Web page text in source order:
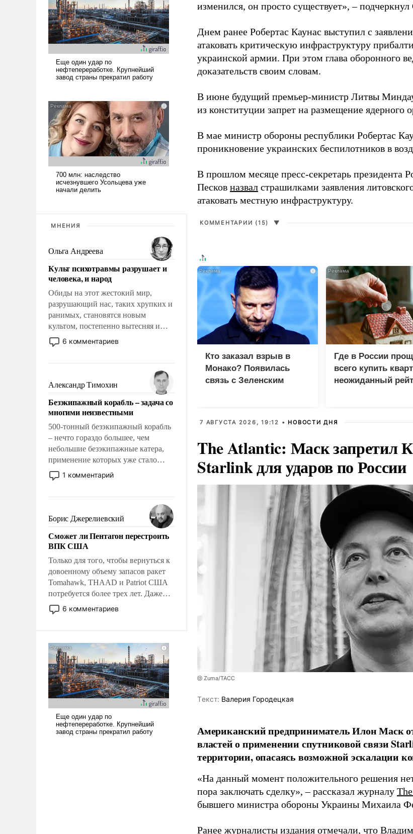
МНЕНИЯ
Ольга Андреева
Культ психотравмы разрушает и
человека, и народ
Обиды на этот жестокий мир,
разрушающий нас, таких хрупких и
ранимых, становятся новым
культом, постепенно вытесняя и
отменяя традиционное требование к
человеку – быть мужественным и
на себя ответственность, помогать
слабым, идти вперед и
адаптироваться.
6 комментариев
Александр Тимохин
Безэкипажный корабль – задача со
многими неизвестными
500-тонный безэкипажный корабль
– нечто гораздо большее, чем
небольшие безэкипажные катера,
применение которых уже стало
обыденностью. Задача по созданию
такого корабля очень сложна и
реализация радикально поднимет
наши боевые возможности.
1 комментарий
Борис Джерелиевский
Сможет ли Пентагон перестроить
ВПК США
Только для того, чтобы вернуться к
довоенному объему запасов ракет
Tomahawk, THAAD и Patriot США
потребуется более трех лет. Даже
небольшая война с Ираном
опустошила американские
уязвимости США, например, перед
Китаем.
6 комментариев
изменился, он просто существует», –
Днем ранее Робертас Каунас выступил с
атаковать критическую инфраструктуру
украинской армии. При этом глава оборонного
доказательств своим словам.
В июне будущий премьер-министр Литвы
из конституции запрет на размещение ядерного
В мае министр обороны республики Робертас
проникновение украинских беспилотников в
В прошлом месяце пресс-секретарь президента
Песков назвал страшилками заявления
атаковать местную инфраструктуру.
КОММЕНТАРИИ (15) ▼
i
Кто заказал взрыв в
Монако? Появилась
связь с Зеленским
Где в России
всего купить
неожиданный
7 АВГУСТА 2026, 19:12 • НОВОСТИ ДНЯ
The Atlantic: Маск запретил
Starlink для ударов по России
@ Zuma/ТАСС
Tекст: Валерия Городецкая
Американский предприниматель Илон Маск
властей о применении спутниковой связи
территории, опасаясь возможной эскалации
«На данный момент положительного решения
пора заключать сделку», – рассказал журналу
бывшего министра обороны Украины Михаила
Ранее журналисты издания отмечали, что